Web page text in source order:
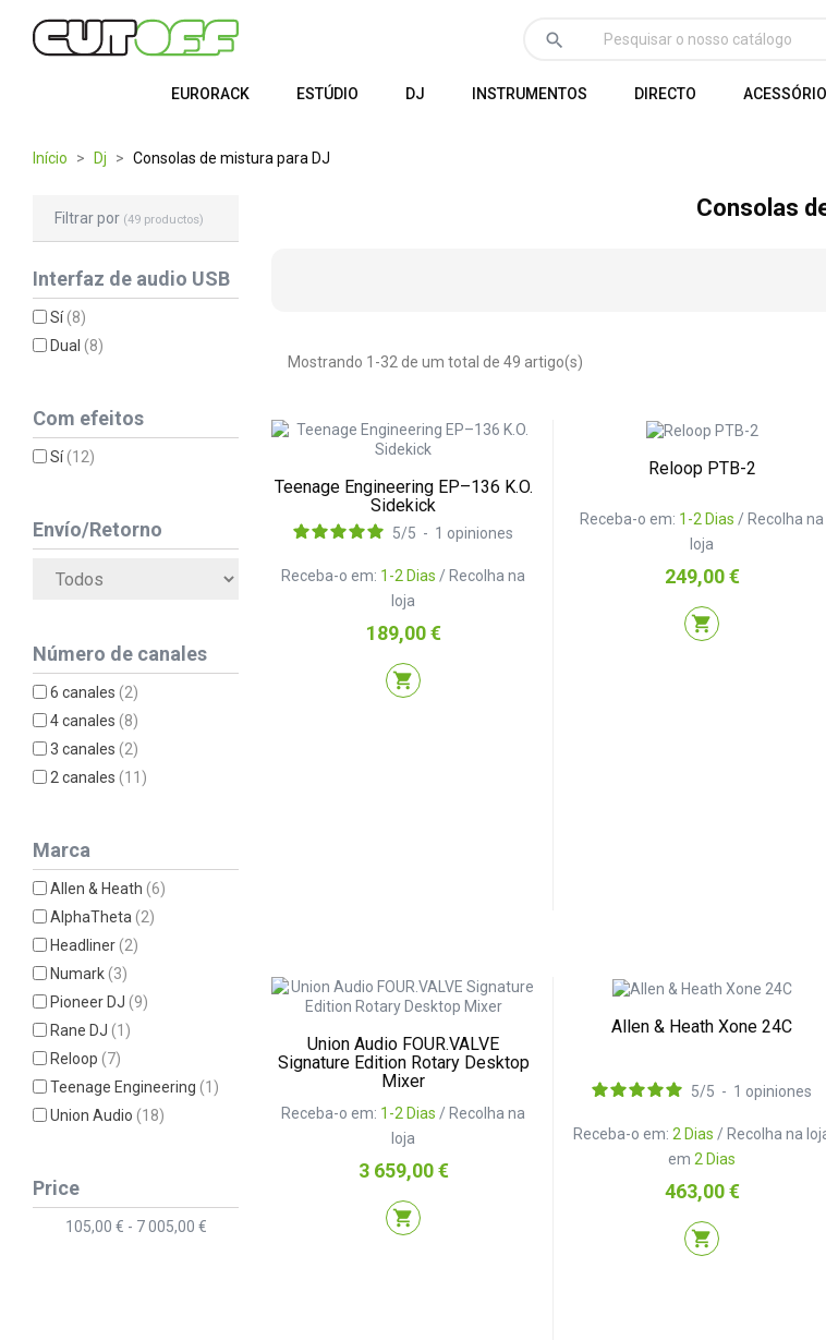
search
EURORACK ESTÚDIO DJ INSTRUMENTOS DIRECTO
Início Dj Consolas de mistura para DJ
Filtrar por (49 productos)
Interfaz de audio USB
Sí(8)
Dual(8)
Com efeitos
Sí(12)
Envío/Retorno
Número de canales
6 canales(2)
4 canales(8)
3 canales(2)
2 canales(11)
Marca
Allen & Heath(6)
AlphaTheta(2)
Headliner(2)
Numark(3)
Pioneer DJ(9)
Rane DJ(1)
Reloop(7)
Teenage Engineering(1)
Union Audio(18)
Price
105,00 € - 7 005,00 €
Consolas
Mostrando 1-32 de um total de 49 artigo(s)
Teenage Engineering EP–136 K.O.
Sidekick
Receba-o em: 1-2 Dias / Recolha na
loja
5/5 - 1 opiniones
Preço
189,00 €
shopping_cart
Reloop PTB-2
Receba-o em: 1-2 Dias/ Recolha na
loja
Preço
249,00 €
shopping_cart
Union Audio FOUR.VALVE
Signature Edition Rotary Desktop
Mixer
Receba-o em: 1-2 Dias/ Recolha na
loja
Preço
3 659,00 €
shopping_cart
Allen & Heath Xone 24C
Receba-o em:2 Dias / Recolha na
em2 Dias
5/5 - 1 opiniones
Preço
463,00 €
shopping_cart